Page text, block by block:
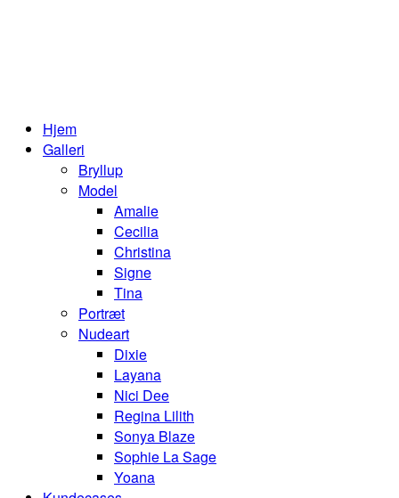
Hjem
Galleri
Bryllup
Model
Amalie
Cecilia
Christina
Signe
Tina
Portræt
Nudeart
Dixie
Layana
Nici Dee
Regina Lilith
Sonya Blaze
Sophie La Sage
Yoana